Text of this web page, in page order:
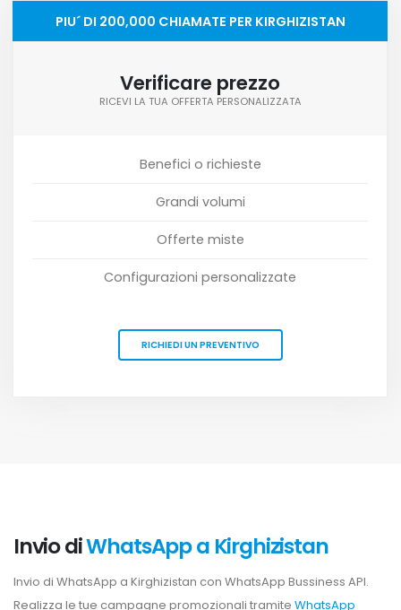
PIU´ DI 200,000 CHIAMATE PER KIRGHIZISTAN
Verificare prezzo
RICEVI LA TUA OFFERTA PERSONALIZZATA
Benefici o richieste
Grandi volumi
Offerte miste
Configurazioni personalizzate
RICHIEDI UN PREVENTIVO
Invio diWhatsApp a Kirghizistan
Invio di WhatsApp a Kirghizistan con WhatsApp Bussiness API.
Realizza le tue campagne promozionali tramite WhatsApp